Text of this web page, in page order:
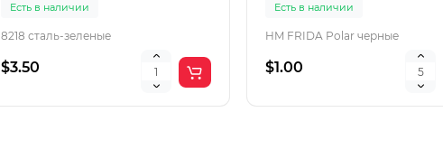
Есть в наличии
8218 сталь-зеленые
$3.50
Есть в наличии
HM FRIDA Polar черные
$1.00